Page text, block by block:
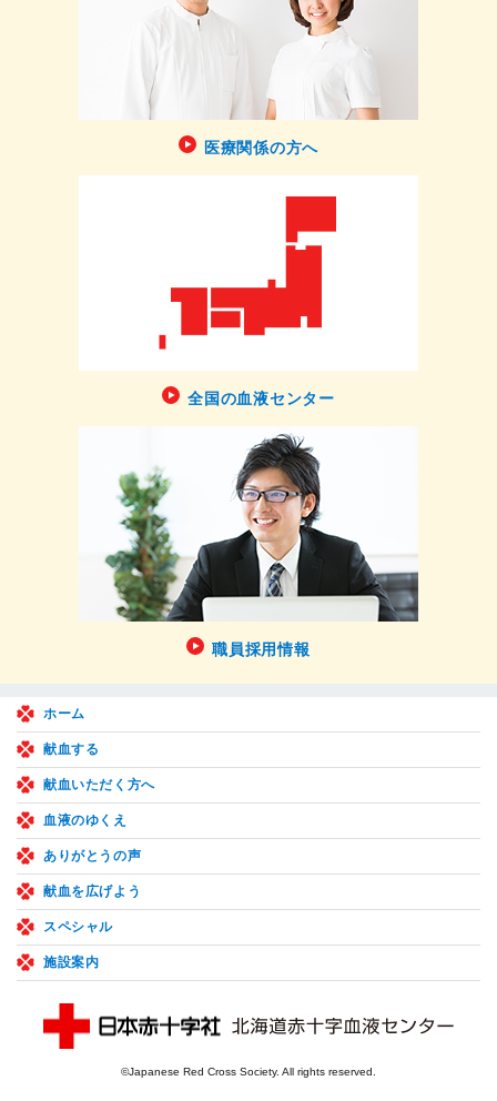
医療関係の方へ
全国の血液センター
職員採用情報
ホーム
献血する
献血いただく方へ
血液のゆくえ
ありがとうの声
献血を広げよう
スペシャル
施設案内
©Japanese Red Cross Society. All rights reserved.